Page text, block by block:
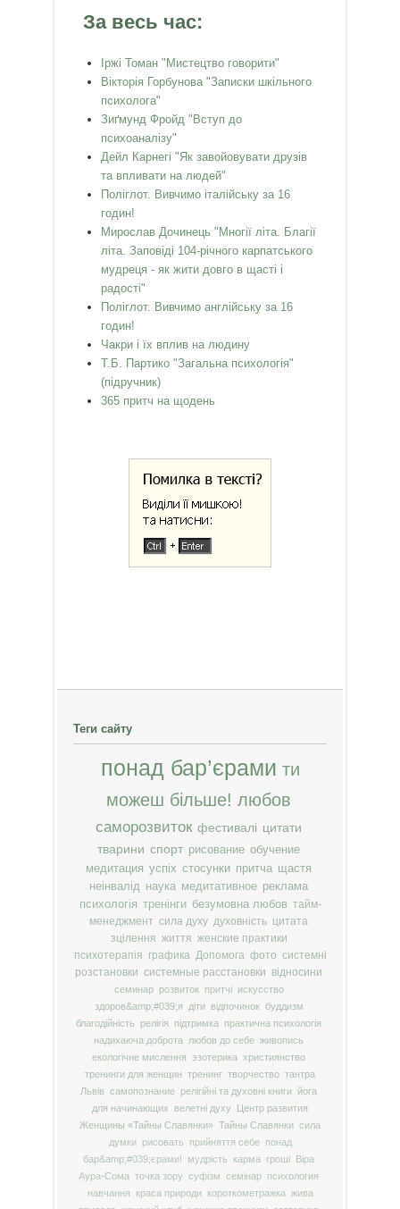
За весь час:
Іржі Томан "Мистецтво говорити"
Вікторія Горбунова "Записки шкільного
психолога"
Зиґмунд Фройд "Вступ до
психоаналізу"
Дейл Карнегі "Як завойовувати друзів
та впливати на людей"
Поліглот. Вивчимо італійську за 16
годин!
Мирослав Дочинець "Многії літа. Благії
літа. Заповіді 104-річного карпатського
мудреця - як жити довго в щасті і
радості"
Поліглот. Вивчимо англійську за 16
годин!
Чакри і їх вплив на людину
Т.Б. Партико "Загальна психологія"
(підручник)
365 притч на щодень
Теги сайту
понад бар’єрами ти
можеш більше! любов
саморозвиток фестивалі цитати
тварини спорт рисование обучение
медитация успіх стосунки притча щастя
неінвалід наука медитативное реклама
психологія тренінги безумовна любов тайм-
менеджмент сила духу духовність цитата
зцілення життя женские практики
психотерапія графика Допомога фото системні
розстановки системные расстановки відносини
семинар розвиток притчі
искусство
здоров&amp;#039;я
діти відпочинок буддизм
благодійність
релігія підтримка
практична психологія
надихаюча доброта
любов до себе живопись
екологічне мислення
эзотерика християнство
тренинги для женщин тренинг творчество тантра
Львів самопознание релігійні та духовні книги йога
для начинающих
велетні духу
Центр развития
Женщины «Тайны Славянки» Тайны Славянки сила
думки
рисовать прийняття себе
понад
бар&amp;#039;єрами!
мудрість карма гроші Віра
Аура-Сома точка зору суфізм семінар психология
навчання
краса природи короткометражка жива